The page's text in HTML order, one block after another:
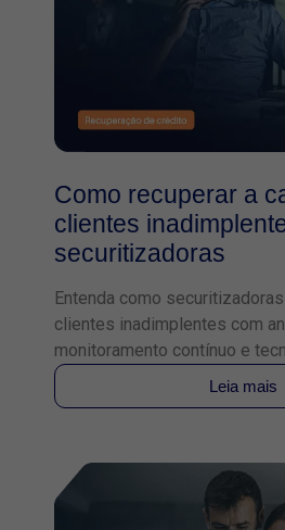
Como recuperar a
clientes
securitizadoras
Entenda como
clientes inadimplentes com
monitoramento contínuo e
Leia mais